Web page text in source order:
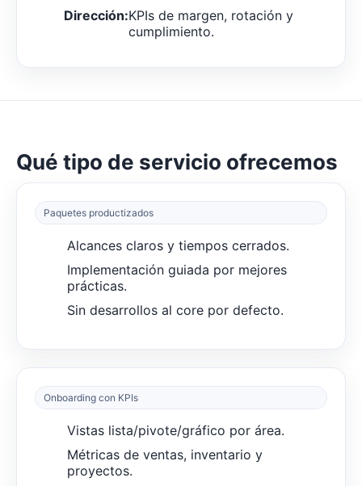
Dirección:KPIs de margen, rotación y
cumplimiento.
Qué tipo de servicio ofrecemos
Paquetes productizados
Alcances claros y tiempos cerrados.
Implementación guiada por mejores
prácticas.
Sin desarrollos al core por defecto.
Onboarding con KPIs
Vistas lista/pivote/gráfico por área.
Métricas de ventas, inventario y
proyectos.